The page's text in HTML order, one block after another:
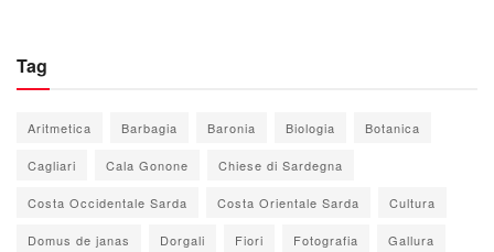
Tag
Aritmetica Barbagia Baronia Biologia Botanica
Cagliari Cala Gonone Chiese di Sardegna
Costa Occidentale Sarda Costa Orientale Sarda Cultura
Domus de janas Dorgali Fiori Fotografia Gallura